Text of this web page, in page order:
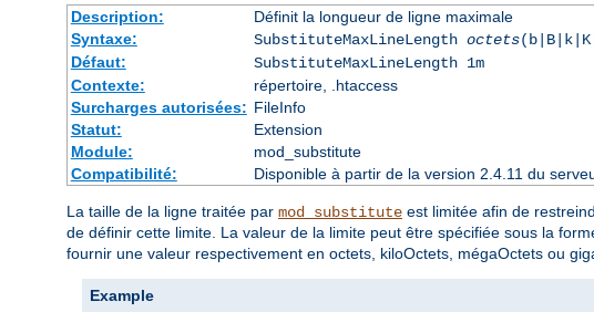
Description:
Définit la longueur de ligne maximale
Syntaxe:
SubstituteMaxLineLength octets
Défaut:
SubstituteMaxLineLength 1m
Contexte:
répertoire, .htaccess
Surcharges autorisées: FileInfo
Statut:
Extension
Module:
mod_substitute
Compatibilité:
Disponible à partir de la version 2.4.11 du
La taille de la ligne traitée par mod_substitute est limitée afin de
de définir cette limite. La valeur de la limite peut être spécifiée sous la
fournir une valeur respectivement en octets, kiloOctets, mégaOctets ou
Example